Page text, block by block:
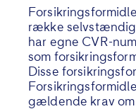
række
har egne CVR-
som
Disse
gældende krav